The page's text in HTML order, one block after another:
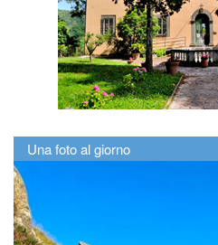
Una foto al giorno